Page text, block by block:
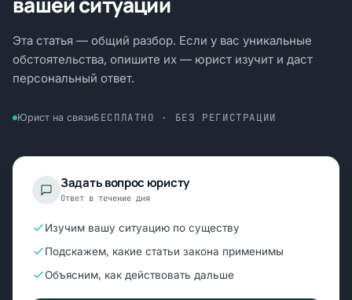
Эта статья — общий разбор. Если у вас уникальные
обстоятельства, опишите их — юрист изучит и даст
персональный ответ.
Юрист на связиБЕСПЛАТНО · БЕЗ РЕГИСТРАЦИИ
Задать вопрос юристу
Ответ в течение дня
Изучим вашу ситуацию по существу
Подскажем, какие статьи закона применимы
Объясним, как действовать дальше